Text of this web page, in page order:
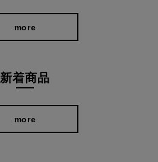
more
新着商品
more